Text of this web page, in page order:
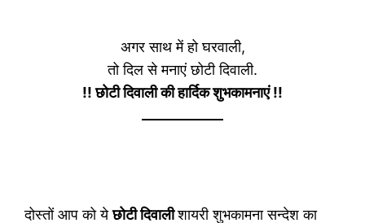
अगर साथ में हो घरवाली,
तो दिल से मनाएं छोटी दिवाली.
!! छोटी दिवाली की हार्दिक शुभकामनाएं !!
दोस्तों आप को येछोटी दिवालीशायरी शुभकामना सन्देश का